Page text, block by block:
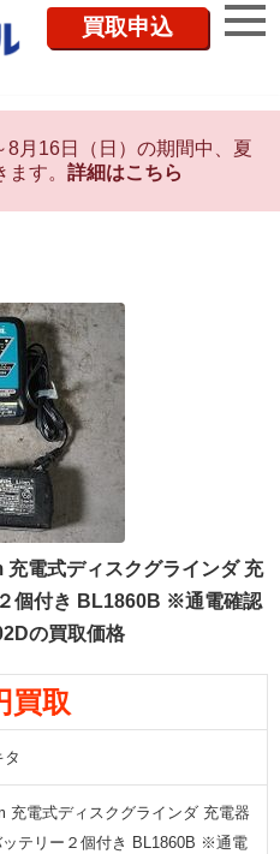
買取申込
8月16日（日）の期間中、夏
す。 詳細はこちら
電式ディスクグラインダ 充
個付き BL1860B ※通電確認
の買取価格
買取
充電式ディスクグラインダ 充電器
ッテリー２個付き BL1860B ※通電